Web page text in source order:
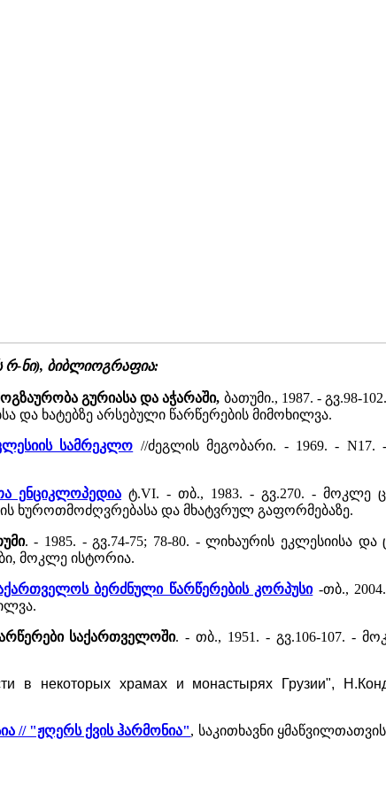
რ-ნი), ბიბლიოგრაფია:
გურიასა და აჭარაში, ბათუმი., 1987. - გვ.98-
და ხატებზე არსებული წარწერების მიმოხილვა.
სამრეკლო //ძეგლის მეგობარი. - 1969. -
ენციკლოპედია ტ.VI. - თბ., 1983. - გვ.270. - მოკლე
ხუროთმოძღვრებასა და მხატვრულ გაფორმებაზე.
. - 1985. - გვ.74-75; 78-80. - ლიხაურის ეკლესიისა
მოკლე ისტორია.
ბერძნული წარწერების კორპუსი-თბ.,
საქართველოში. - თბ., 1951. - გვ.106-107. -
в некоторых храмах и монастырях Грузии",
// "ჟღერს ქვის ჰარმონია", საკითხავნი